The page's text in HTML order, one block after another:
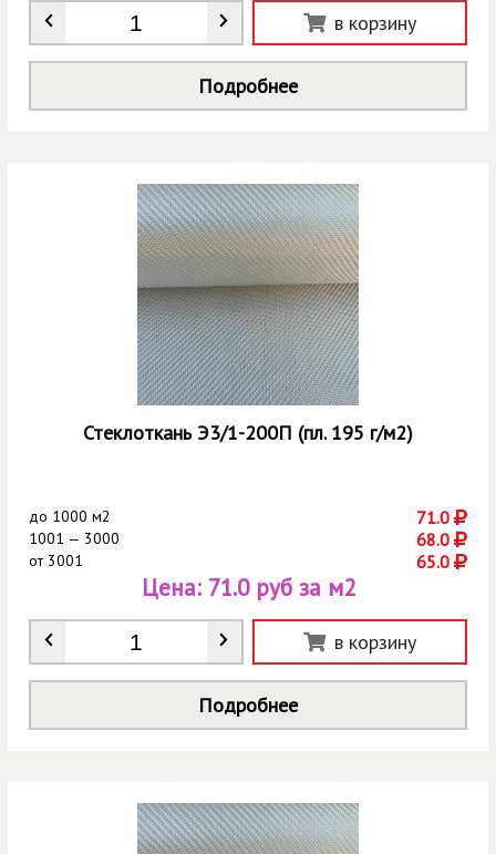
Количество в корзину
Подробнее
Стеклоткань Э3/1-200П (пл. 195 г/м2)
до 1000 м2 71.0
1001 — 3000 68.0
от3001 65.0
Количество
Цена: 71.0 руб за м2
в корзину
Подробнее